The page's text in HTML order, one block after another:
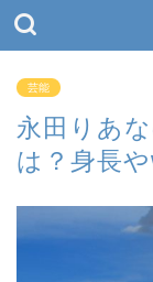
芸能
永田りあ
は？身長